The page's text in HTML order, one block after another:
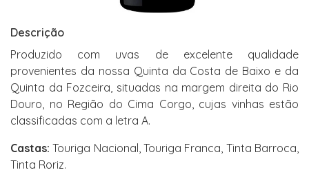
Descrição
Produzido com uvas de excelente qualidade
provenientes da nossa Quinta da Costa de Baixo e da
Quinta da Fozceira, situadas na margem direita do Rio
Douro, no Região do Cima Corgo, cujas vinhas estão
classificadas com a letra A.
Castas: Touriga Nacional, Touriga Franca, Tinta Barroca,
Tinta Roriz.